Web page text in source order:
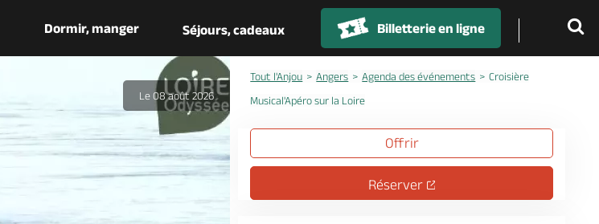
Dormir, manger Séjours, cadeaux Billetterie en ligne
Le 08 août 2026
Tout l'Anjou Angers Agenda des événements
Croisière
Musical'Apéro sur la Loire
Offrir
Réserver